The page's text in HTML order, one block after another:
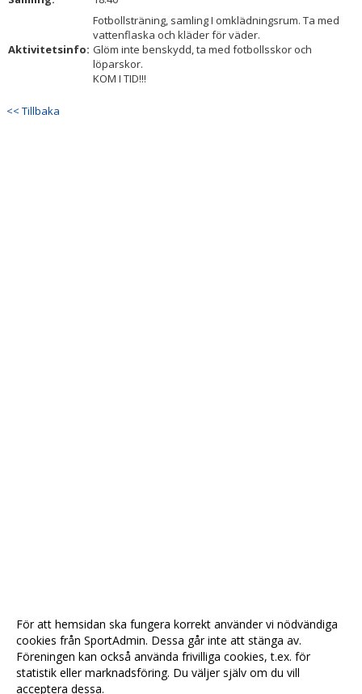
Aktivitetsinfo:
Fotbollsträning, samling I omklädningsrum. Ta med
vattenflaska och kläder för väder.
Glöm inte benskydd, ta med fotbollsskor och
löparskor.
KOM I TID!!!
<< Tillbaka
För att hemsidan ska fungera korrekt använder vi nödvändiga
cookies från SportAdmin. Dessa går inte att stänga av.
Föreningen kan också använda frivilliga cookies, t.ex. för
statistik eller marknadsföring. Du väljer själv om du vill
acceptera dessa.